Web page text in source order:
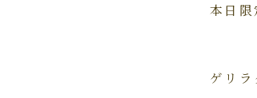
本日
ゲリ